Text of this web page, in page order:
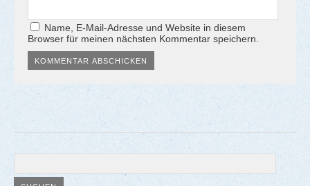
Name, E-Mail-Adresse und Website in diesem
Browser für meinen nächsten Kommentar speichern.